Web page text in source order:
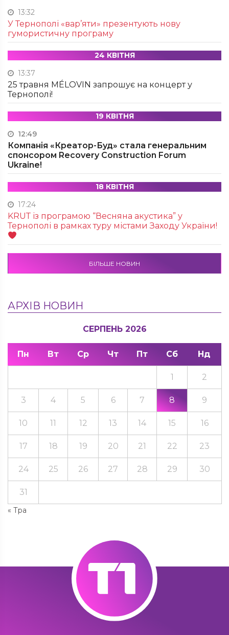
13:32
У Тернополі «вар’яти» презентують нову
гумористичну програму
24 КВІТНЯ
13:37
25 травня MÉLOVIN запрошує на концерт у
Тернополі!
19 КВІТНЯ
12:49
Компанія «Креатор-Буд» стала генеральним
спонсором Recovery Construction Forum
Ukraine!
18 КВІТНЯ
17:24
KRUТ із програмою “Весняна акустика” у
Тернополі в рамках туру містами Заходу України!
БІЛЬШЕ НОВИН
АРХІВ НОВИН
СЕРПЕНЬ 2026
Пн Вт Ср Чт Пт Сб Нд
« Тра
1 2
3 4 5 6 7 8 9
10 11 12 13 14 15 16
17 18 19 20 21 22 23
24 25 26 27 28 29 30
31